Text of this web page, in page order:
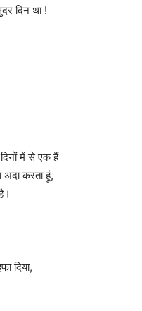
दिन था !
में से एक हैं
अदा करता हूं,
दिया,